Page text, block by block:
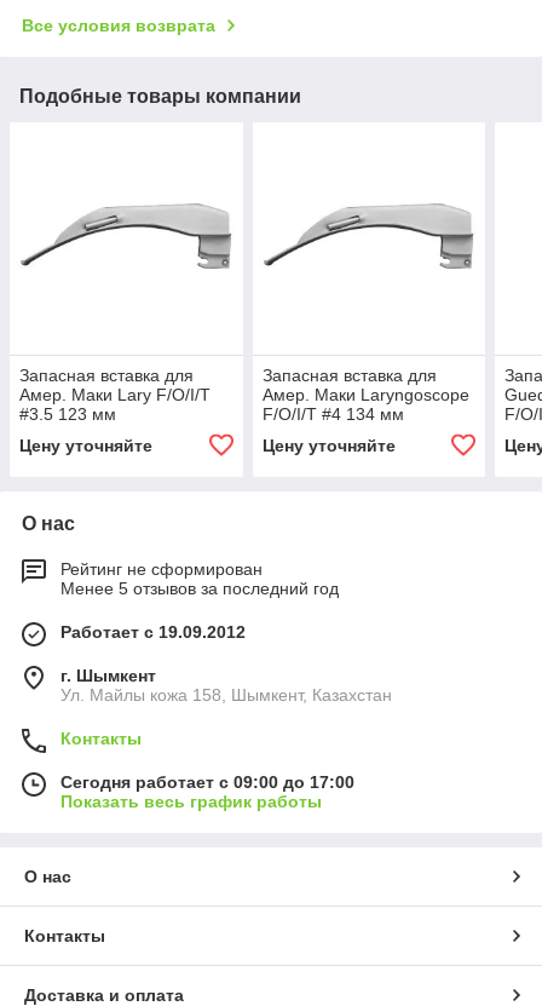
Все условия возврата
Подобные товары компании
Запасная вставка для
Амер. Маки Lary F/O/I/T
#3.5 123 мм
Цену уточняйте
Запасная вставка для
Амер. Маки Laryngoscope
F/O/I/T #4 134 мм
Цену уточняйте
F/
О нас
Рейтинг не сформирован
Менее 5 отзывов за последний год
Работает с 19.09.2012
г. Шымкент
Ул. Майлы кожа 158, Шымкент, Казахстан
Контакты
Сегодня работает с 09:00 до 17:00
Показать весь график работы
О нас
Контакты
Доставка и оплата